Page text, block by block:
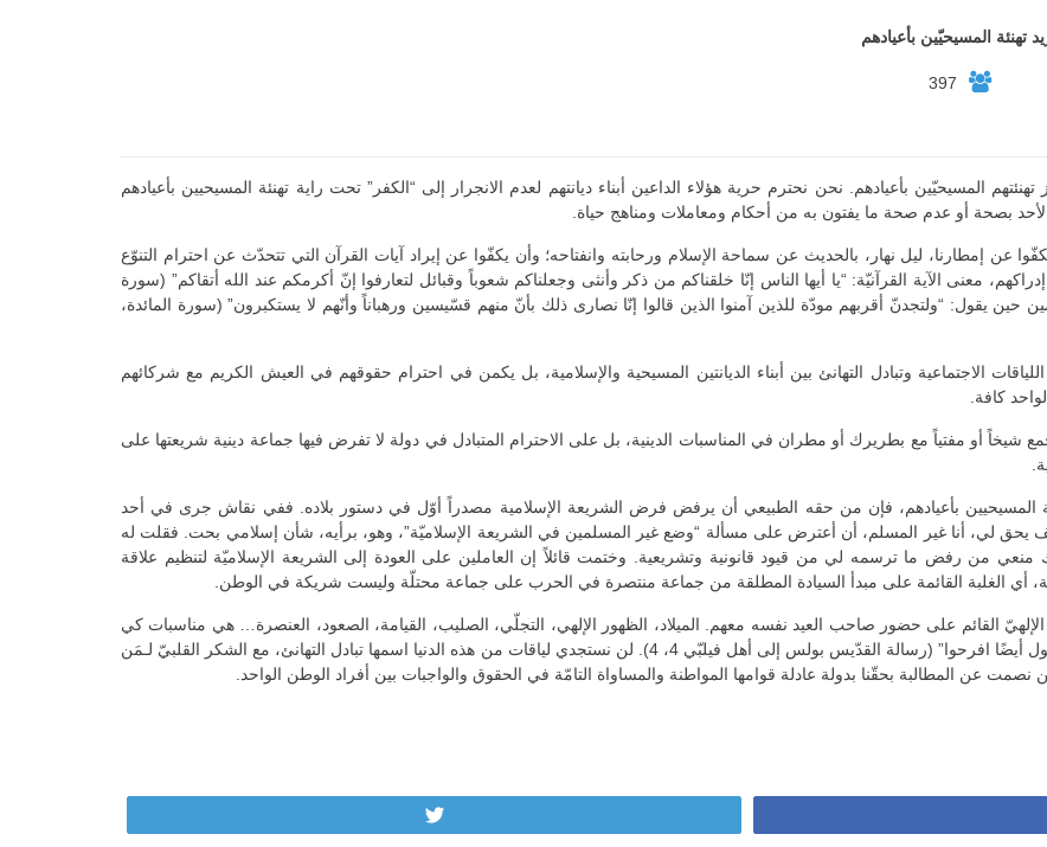
تهنئة المسيحيّين بأعيادهم
397
المسيحيّين بأعيادهم. نحن نحترم حرية هؤلاء الداعين أبناء ديانتهم لعدم الانجرار إلى “الكفر” تحت راية تهنئة المسيحيين بأعيادهم
بصحة أو عدم صحة ما يفتون به من أحكام ومعاملات ومناهج حياة.
عن إمطارنا، ليل نهار، بالحديث عن سماحة الإسلام ورحابته وانفتاحه؛ وأن يكفّوا عن إيراد آيات القرآن التي تتحدّث عن احترام التنوّع
معنى الآية القرآنيّة: “يا أيها الناس إنّا خلقناكم من ذكر وأنثى وجعلناكم شعوباً وقبائل لتعارفوا إنّ أكرمكم عند الله أتقاكم” (سورة
حين يقول: “ولتجدنّ أقربهم مودّة للذين آمنوا الذين قالوا إنّا نصارى ذلك بأنّ منهم قسّيسين ورهباناً وأنّهم لا يستكبرون” (سورة المائدة،
الاجتماعية وتبادل التهانئ بين أبناء الديانتين المسيحية والإسلامية، بل يكمن في احترام حقوقهم في العيش الكريم مع شركائهم
كافة.
شيخاً أو مفتياً مع بطريرك أو مطران في المناسبات الدينية، بل على الاحترام المتبادل في دولة لا تفرض فيها جماعة دينية شريعتها على
المسيحيين بأعيادهم، فإن من حقه الطبيعي أن يرفض فرض الشريعة الإسلامية مصدراً أوّل في دستور بلاده. ففي نقاش جرى في أحد
يحق لي، أنا غير المسلم، أن أعترض على مسألة “وضع غير المسلمين في الشريعة الإسلاميّة”، وهو، برأيه، شأن إسلامي بحت. فقلت له
من رفض ما ترسمه لي من قيود قانونية وتشريعية. وختمت قائلاً إن العاملين على العودة إلى الشريعة الإسلاميّة لتنظيم علاقة
أي الغلبة القائمة على مبدأ السيادة المطلقة من جماعة منتصرة في الحرب على جماعة محتلّة وليست شريكة في الوطن.
القائم على حضور صاحب العيد نفسه معهم. الميلاد، الظهور الإلهي، التجلّي، الصليب، القيامة، الصعود، العنصرة… هي مناسبات كي
يفرحوا بالمسيح فاديهم. “يا إخوة افرحوا في الرب كلّ حين، وأقول أيضًا افرحوا” (رسالة القدّيس بولس إلى أهل فيلبّي 4، 4). لن نستجدي لياقات من هذه الدنيا اسمها تبادل التهانئ، مع الشكر القلبيّ لـمَن
عن المطالبة بحقّنا بدولة عادلة قوامها المواطنة والمساواة التامّة في الحقوق والواجبات بين أفراد الوطن الواحد.